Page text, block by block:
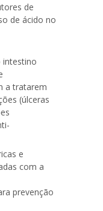
de
de ácido no
intestino
a tratarem
(úlceras
e
com a
prevenção